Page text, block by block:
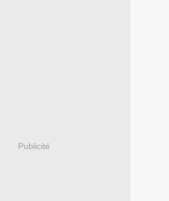
Publicité